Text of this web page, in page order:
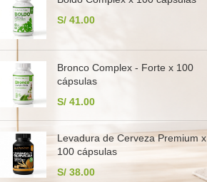
S/ 41.00
Bronco Complex - Forte x 100
cápsulas
S/ 41.00
Levadura de Cerveza Premium x
100 cápsulas
S/ 38.00